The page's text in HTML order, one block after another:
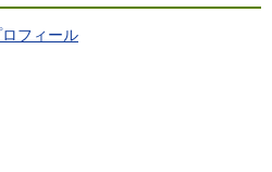
フィール